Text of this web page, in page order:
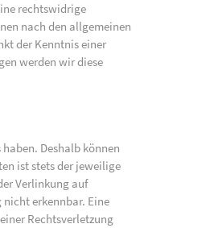
rechtswidrige
nach den allgemeinen
der Kenntnis einer
werden wir diese
Deshalb können
ist stets der jeweilige
Verlinkung auf
erkennbar. Eine
Rechtsverletzung